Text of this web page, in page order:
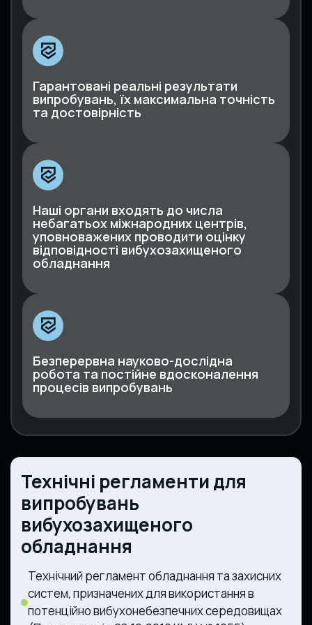
Гарантовані реальні результати
випробувань, їх максимальна точність
та достовірність
Наші органи входять до числа
небагатьох міжнародних центрів,
уповноважених проводити оцінку
відповідності вибухозахищеного
обладнання
Безперервна науково-дослідна
робота та постійне вдосконалення
процесів випробувань
Технічні регламенти для
випробувань
вибухозахищеного
обладнання
Технічний регламент обладнання та захисних
систем, призначених для використання в
потенційно вибухонебезпечних середовищах